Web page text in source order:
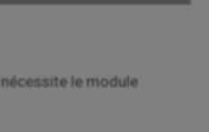
nécessite le module